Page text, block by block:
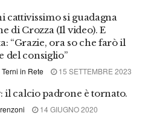
cattivissimo si guadagna
di Crozza (Il video). E
“Grazie, ora so che farò il
del consiglio”
in Rete 15 SETTEMBRE 2023
il calcio padrone è tornato.
14 GIUGNO 2020